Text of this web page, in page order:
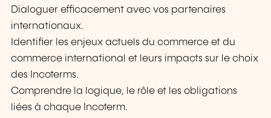
Dialoguer efficacement avec vos partenaires
internationaux.
Identifier les enjeux actuels du commerce et du
commerce international et leurs impacts sur le choix
des Incoterms.
Comprendre la logique, le rôle et les obligations
liées à chaque Incoterm.